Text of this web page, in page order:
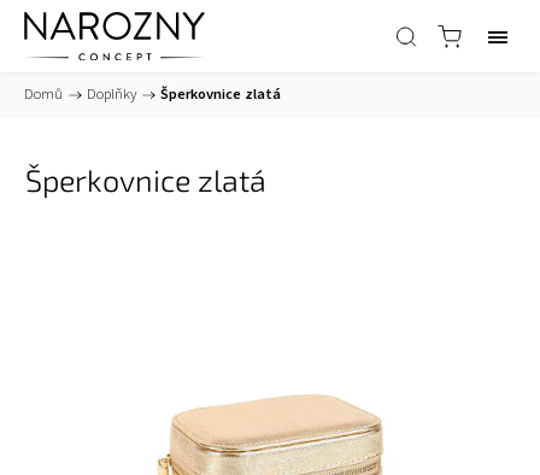
Domů / Doplňky / Šperkovnice zlatá
Šperkovnice zlatá